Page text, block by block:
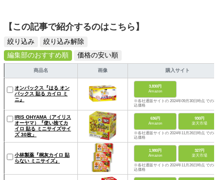
【この記事で紹介するのはこちら】
絞り込み
絞り込み解除
編集部のおすすめ順
価格の安い順
商品名 画像 購入サイト
オンパックス『はる オン
パックス 貼る カイロ ミ
ニ』
3,830円
Amazon
※各社通販サイトの 2024年09月30日時点 での税
込価格
IRIS OHYAMA（アイリス
オーヤマ）『使い捨てカ
イロ 貼る ミニサイズサイ
ズ 30枚」
636円
Amazon
930円
楽天市場
※各社通販サイトの 2024年11月26日時点 での税
込価格
小林製薬『桐灰カイロ 貼
らない ミニサイズ』
1,980円
Amazon
327円
楽天市場
※各社通販サイトの 2024年11月26日時点 での税
込価格